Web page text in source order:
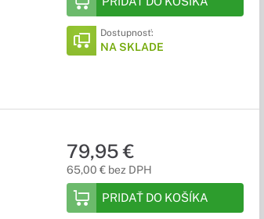
Dostupnosť:
NA SKLADE
79,95 €
65,00 € bez DPH
PRIDAŤ DO KOŠÍKA